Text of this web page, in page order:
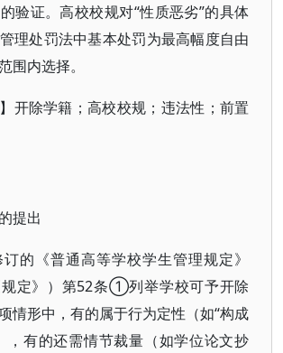
验证。高校校规对“性质恶劣”的具体
理处罚法中基本处罚为最高幅度自由
围内选择。
】开除学籍；高校校规；违法性；前置
提出
的《普通高等学校学生管理规定》
规定》）第52条①列举学校可予开除
情形中，有的属于行为定性（如“构成
，有的还需情节裁量（如学位论文抄